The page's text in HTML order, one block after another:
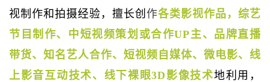
视制作和拍摄经验，擅长创 作各类影视作品，综艺
节目制作、中短视频策划或合作UP主、品牌直播
带货、知名艺人合作、短视频自媒体、微电影、线
上影音互动技术、线下裸眼3D影像技术地利用，